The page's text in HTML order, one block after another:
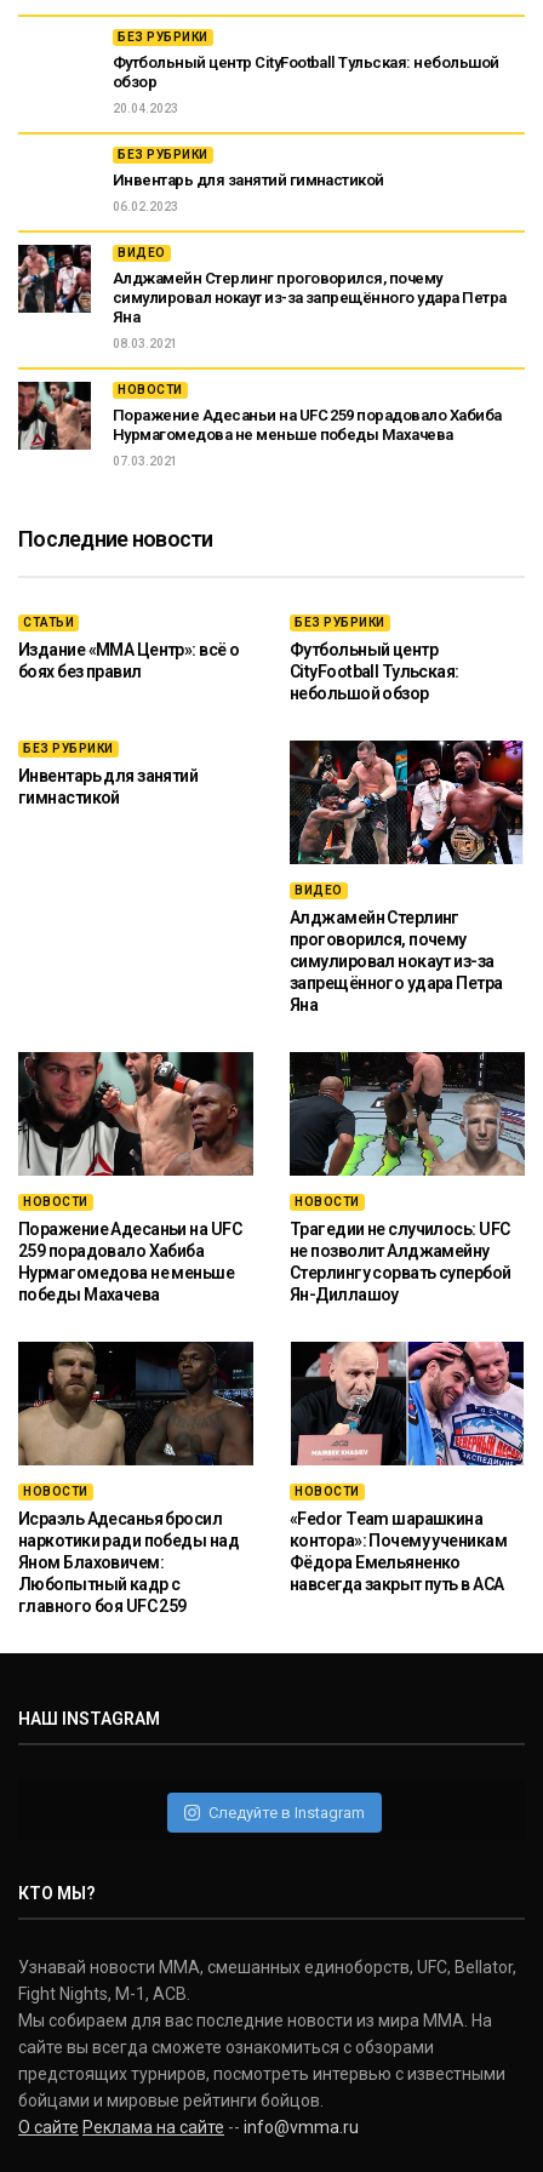
БЕЗ РУБРИКИ
Футбольный центр CityFootball Тульская: небольшой
обзор
20.04.2023
БЕЗ РУБРИКИ
Инвентарь для занятий гимнастикой
06.02.2023
ВИДЕО
Алджамейн Стерлинг проговорился, почему
симулировал нокаут из-за запрещённого удара Петра
Яна
08.03.2021
НОВОСТИ
Поражение Адесаньи на UFC 259 порадовало Хабиба
Нурмагомедова не меньше победы Махачева
07.03.2021
Последние новости
СТАТЬИ
Издание «ММА Центр»: всё о
боях без правил
БЕЗ РУБРИКИ
Футбольный центр
CityFootball Тульская:
небольшой обзор
БЕЗ РУБРИКИ
Инвентарь для занятий
гимнастикой
ВИДЕО
Алджамейн Стерлинг
проговорился, почему
симулировал нокаут из-за
запрещённого удара Петра
Яна
НОВОСТИ
Поражение Адесаньи на UFC
259 порадовало Хабиба
Нурмагомедова не меньше
победы Махачева
НОВОСТИ
Трагедии не случилось: UFC
не позволит Алджамейну
Стерлингу сорвать супербой
Ян-Диллашоу
НОВОСТИ
Исраэль Адесанья бросил
наркотики ради победы над
Яном Блаховичем:
Любопытный кадр с
главного боя UFC 259
НОВОСТИ
«Fedor Team шарашкина
контора»: Почему ученикам
Фёдора Емельяненко
навсегда закрыт путь в ACA
НАШ INSTAGRAM
Следуйте в Instagram
КТО МЫ?
Узнавай новости ММА, смешанных единоборств, UFC, Bellator,
Fight Nights, M-1, ACB.
Мы собираем для вас последние новости из мира ММА. На
сайте вы всегда сможете ознакомиться с обзорами
предстоящих турниров, посмотреть интервью с известными
бойцами и мировые рейтинги бойцов.
О сайте Реклама на сайте -- info@vmma.ru